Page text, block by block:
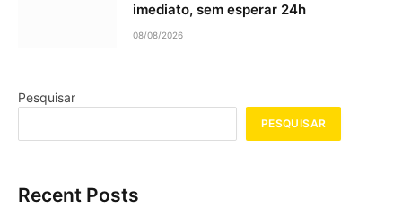
imediato, sem esperar 24h
08/08/2026
Pesquisar
PESQUISAR
Recent Posts